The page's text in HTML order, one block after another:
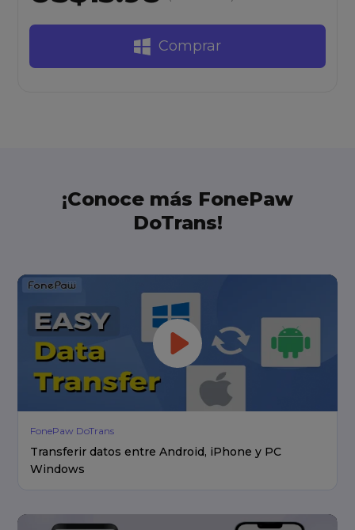
Comprar
¡Conoce más FonePaw
DoTrans!
FonePaw DoTrans
Transferir datos entre Android, iPhone y PC
Windows